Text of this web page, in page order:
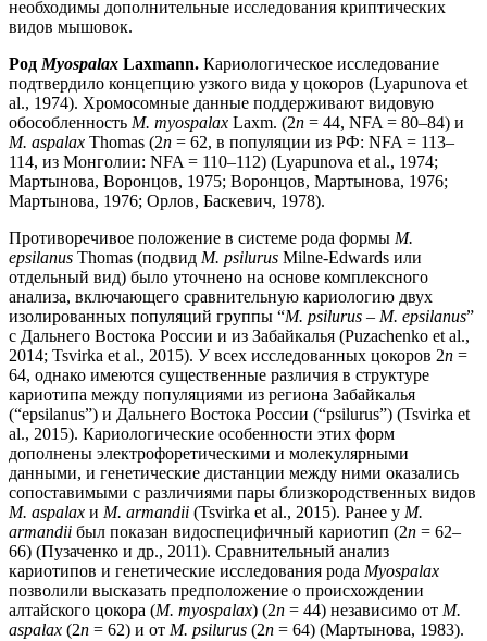
необходимы дополнительные исследования криптических
видов мышовок.
Род Myospalax Laxmann. Кариологическое исследование
подтвердило концепцию узкого вида у цокоров (Lyapunova et
al., 1974). Хромосомные данные поддерживают видовую
обособленность M. myospalax Laxm. (2n = 44, NFA = 80–84) и
M. aspalax Thomas (2n = 62, в популяции из РФ: NFA = 113–
114, из Монголии: NFA = 110–112) (Lyapunova et al., 1974;
Мартынова, Воронцов, 1975; Воронцов, Мартынова, 1976;
Мартынова, 1976; Орлов, Баскевич, 1978).
Противоречивое положение в системе рода формы M.
epsilanus Thomas (подвид M. psilurus Milne-Edwards или
отдельный вид) было уточнено на основе комплексного
анализа, включающего сравнительную кариологию двух
изолированных популяций группы “M. psilurus – M. epsilanus”
с Дальнего Востока России и из Забайкалья (Puzachenko et al.,
2014; Tsvirka et al., 2015). У всех исследованных цокоров 2n =
64, однако имеются существенные различия в структуре
кариотипа между популяциями из региона Забайкалья
(“epsilanus”) и Дальнего Востока России (“psilurus”) (Tsvirka et
al., 2015). Кариологические особенности этих форм
дополнены электрофоретическими и молекулярными
данными, и генетические дистанции между ними оказались
сопоставимыми с различиями пары близкородственных видов
M. aspalax и M. armandii (Tsvirka et al., 2015). Ранее у M.
armandii был показан видоспецифичный кариотип (2n = 62–
66) (Пузаченко и др., 2011). Сравнительный анализ
кариотипов и генетические исследования рода Myospalax
позволили высказать предположение о происхождении
алтайского цокора (M. myospalax) (2n = 44) независимо от M.
aspalax (2n = 62) и от M. psilurus (2n = 64) (Мартынова, 1983).